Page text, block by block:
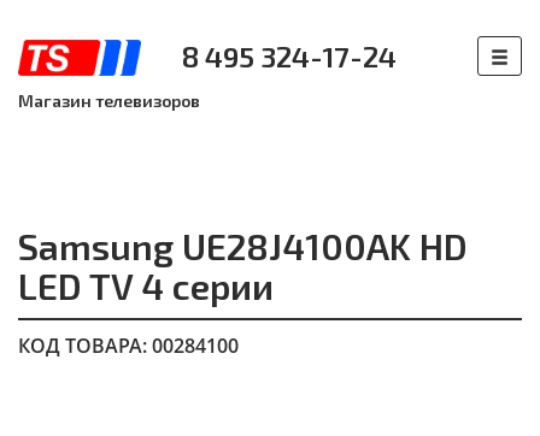
8 495 324-17-24
Магазин телевизоров
Samsung UE28J4100AK HD
LED TV 4 серии
КОД ТОВАРА: 00284100